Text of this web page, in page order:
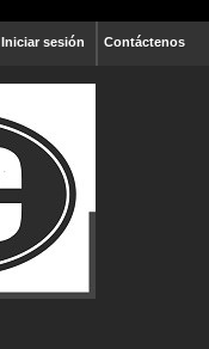
Contáctenos
Iniciar sesión